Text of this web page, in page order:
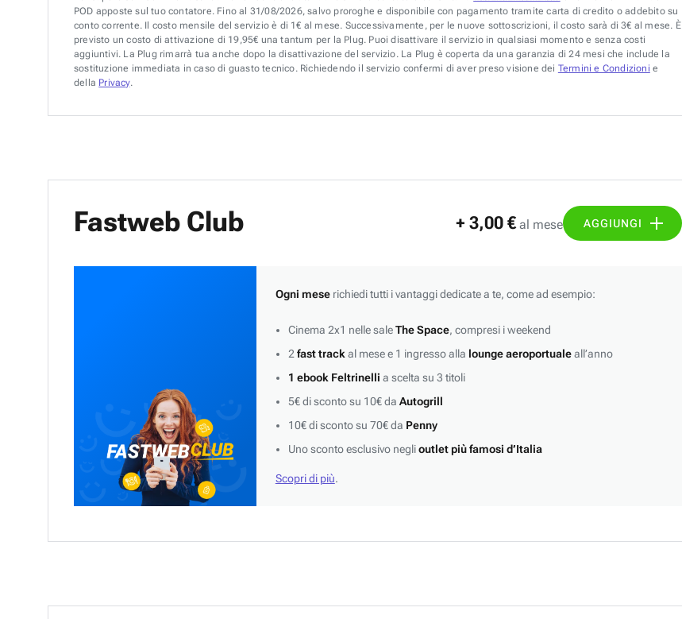
POD apposte sul tuo contatore. Fino al 31/08/2026, salvo proroghe e disponibile con pagamento tramite carta di credito o addebito su
conto corrente. Il costo mensile del servizio è di 1€ al mese. Successivamente, per le nuove sottoscrizioni, il costo sarà di 3€ al mese. È
previsto un costo di attivazione di 19,95€ una tantum per la Plug. Puoi disattivare il servizio in qualsiasi momento e senza costi
aggiuntivi. La Plug rimarrà tua anche dopo la disattivazione del servizio. La Plug è coperta da una garanzia di 24 mesi che include la
sostituzione immediata in caso di guasto tecnico. Richiedendo il servizio confermi di aver preso visione dei Termini e Condizioni e
della Privacy.
Fastweb Club + 3,00 € al mese AGGIUNGI
Ogni meserichiedi tutti i vantaggi dedicate a te, come ad esempio:
Cinema 2x1 nelle saleThe Space, compresi i weekend
2 fast track al mese e 1 ingresso alla lounge aeroportualeall’anno
1 ebook Feltrinelli a scelta su 3 titoli
5€ di sconto su 10€ da Autogrill
10€ di sconto su 70€ da Penny
Uno sconto esclusivo neglioutlet più famosi d’Italia
Scopri di più.